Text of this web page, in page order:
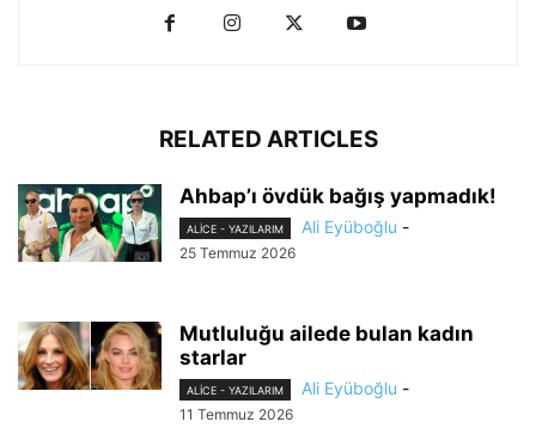
RELATED ARTICLES
Ahbap’ı övdük bağış yapmadık!
ALİCE - YAZILARIM Ali Eyüboğlu -
25 Temmuz 2026
Mutluluğu ailede bulan kadın
starlar
ALİCE - YAZILARIM Ali Eyüboğlu -
11 Temmuz 2026